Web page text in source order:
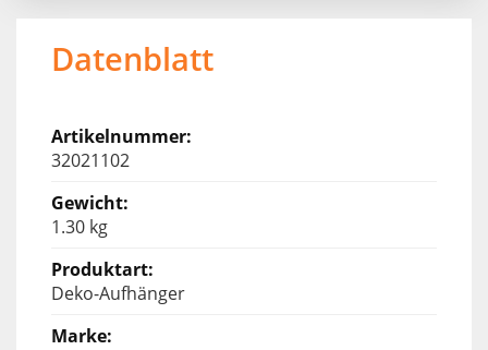
Datenblatt
32021102
1.30 kg
Deko-Aufhänger